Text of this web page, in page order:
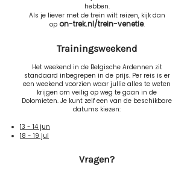
hebben.
Als je liever met de trein wilt reizen, kijk dan
op on-trek.nl/trein-venetie.
Trainingsweekend
Het weekend in de Belgische Ardennen zit
standaard inbegrepen in de prijs. Per reis is er
een weekend voorzien waar jullie alles te weten
krijgen om veilig op weg te gaan in de
Dolomieten. Je kunt zelf een van de beschikbare
datums kiezen:
13 - 14 jun
18 - 19 jul
Vragen?